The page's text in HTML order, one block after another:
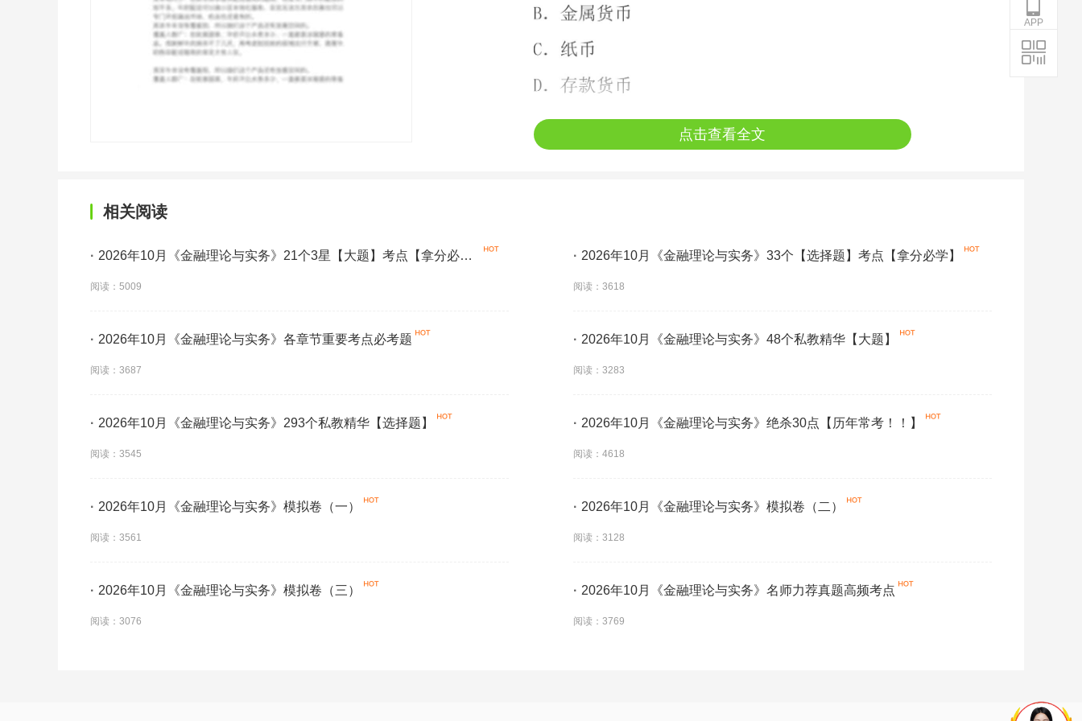
点击查看全文
相关阅读
· 2026年10月《金融理论与实务》21个3星【大题】考点【拿分必
背】
阅读：5009
· 2026年10月《金融理论与实务》33个【选择题】考点【拿分必学】
阅读：3618
· 2026年10月《金融理论与实务》各章节重要考点必考题
阅读：3687
· 2026年10月《金融理论与实务》48个私教精华【大题】
阅读：3283
· 2026年10月《金融理论与实务》293个私教精华【选择题】
阅读：3545
· 2026年10月《金融理论与实务》绝杀30点【历年常考！！】
阅读：4618
· 2026年10月《金融理论与实务》模拟卷（一）
阅读：3561
· 2026年10月《金融理论与实务》模拟卷（二）
阅读：3128
· 2026年10月《金融理论与实务》模拟卷（三）
阅读：3076
· 2026年10月《金融理论与实务》名师力荐真题高频考点
阅读：3769
APP